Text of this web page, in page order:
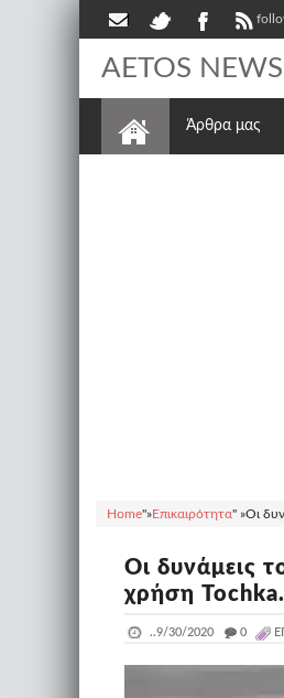
AETOS NEWS
Άρθρα μας
Home"»Επικαιρότητα" »Οι
Οι δυνάμεις
χρήση
..9/30/2020 _ 0